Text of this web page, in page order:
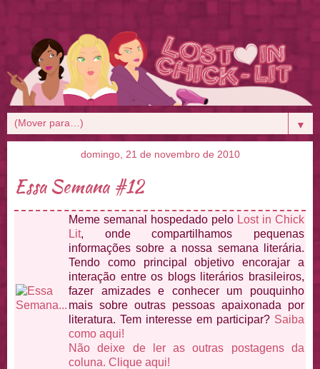
▼
domingo, 21 de novembro de 2010
Essa Semana #12
Meme semanal hospedado pelo Lost in Chick
Lit, onde compartilhamos pequenas
informações sobre a nossa semana literária.
Tendo como principal objetivo encorajar a
interação entre os blogs literários brasileiros,
fazer amizades e conhecer um pouquinho
mais sobre outras pessoas apaixonada por
literatura. Tem interesse em participar? Saiba
como aqui!
Não deixe de ler as outras postagens da
coluna. Clique aqui!